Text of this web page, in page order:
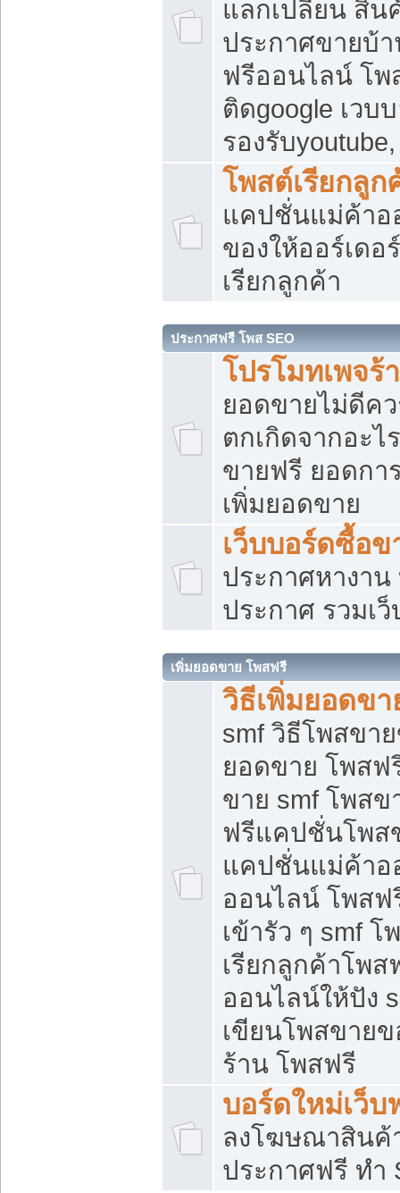
แลกเปลี่ยน สิน
ประกาศขายบ้
ฟรีออนไลน์ โพ
ติดgoogle เวบ
รองรับ
โพสต์เรียกลูก
แคปชั่นแม่ค้าอ
ของให้ออร์เดอ
เรียกลูกค้า
ประกาศฟรี โพส SEO
โปรโมทเพจร้
ยอดขายไม่ดีค
ตกเกิดจากอะไ
ขายฟรี ยอดกา
เพิ่มยอดขาย
เว็บบอร์ดซื้อข
ประกาศหางาน
ประกาศ รวมเ
เพิ่มยอดขาย โพสฟรี
วิธีเพิ่มยอดข
smf วิธีโพสขา
ยอดขาย โพสฟ
ขาย smf โพส
ฟรีแคปชั่นโพส
แคปชั่นแม่ค้า
ออนไลน์ โพสฟ
เข้ารัว ๆ smf
เรียกลูกค้าโพส
ออนไลน์ให้ปัง
เขียนโพสขาย
ร้าน โพสฟรี
บอร์ดใหม่เว็บ
ลงโฆษณาสิน
ประกาศฟรี ทำ